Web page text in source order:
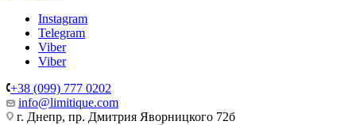
Instagram
Telegram
Viber
Viber
+38 (099) 777 0202
info@limitique.com
г. Днепр, пр. Дмитрия Яворницкого 72б